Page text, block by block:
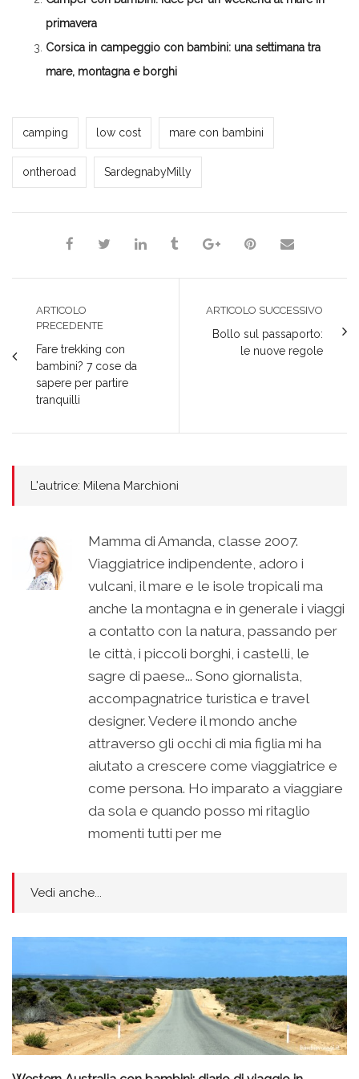
primavera
Corsica in campeggio con bambini: una settimana tra
mare, montagna e borghi
Milena Marchioni
camping
low cost mare con bambini
ontheroad SardegnabyMilly
ARTICOLO
PRECEDENTE
Fare trekking con
bambini? 7 cose da
sapere per partire
tranquilli
ARTICOLO SUCCESSIVO
Bollo sul passaporto:
le nuove regole
L'autrice: Milena Marchioni
Mamma di Amanda, classe 2007.
Viaggiatrice indipendente, adoro i
vulcani, il mare e le isole tropicali ma
anche la montagna e in generale i viaggi
a contatto con la natura, passando per
le città, i piccoli borghi, i castelli, le
sagre di paese... Sono giornalista,
accompagnatrice turistica e travel
designer. Vedere il mondo anche
attraverso gli occhi di mia figlia mi ha
aiutato a crescere come viaggiatrice e
come persona. Ho imparato a viaggiare
da sola e quando posso mi ritaglio
momenti tutti per me
Vedi anche...